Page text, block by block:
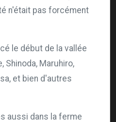
n'était pas forcément
le début de la vallée
Shinoda, Maruhiro,
et bien d'autres
aussi dans la ferme